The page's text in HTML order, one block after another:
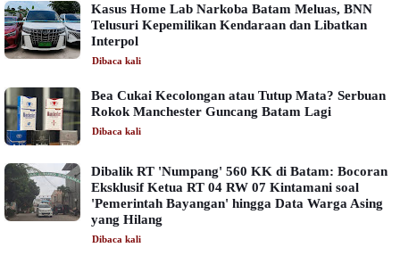
Kasus Home Lab Narkoba Batam Meluas, BNN
Telusuri Kepemilikan Kendaraan dan Libatkan
Interpol
Dibaca kali
Bea Cukai Kecolongan atau Tutup Mata? Serbuan
Rokok Manchester Guncang Batam Lagi
Dibaca kali
Dibalik RT 'Numpang' 560 KK di Batam: Bocoran
Eksklusif Ketua RT 04 RW 07 Kintamani soal
'Pemerintah Bayangan' hingga Data Warga Asing
yang Hilang
Dibaca kali